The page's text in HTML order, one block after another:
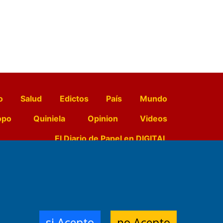
Salud Edictos País
Mundo
Quiniela Opinion
Videos
El Diario de Papel en DIGITAL